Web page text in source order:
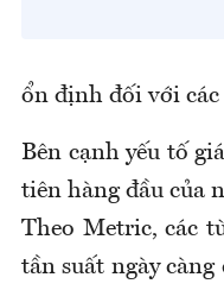
ổn định đối với
Bên cạnh yếu tố
tiên hàng đầu của
Theo Metric, các
tần suất ngày